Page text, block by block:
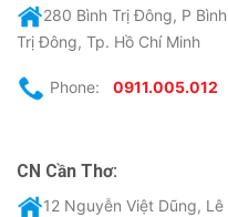
280 Bình Trị Đông, P Bình
Trị Đông, Tp. Hồ Chí Minh
Phone: 0911.005.012
CN Cần Thơ:
12 Nguyễn Việt Dũng, Lê